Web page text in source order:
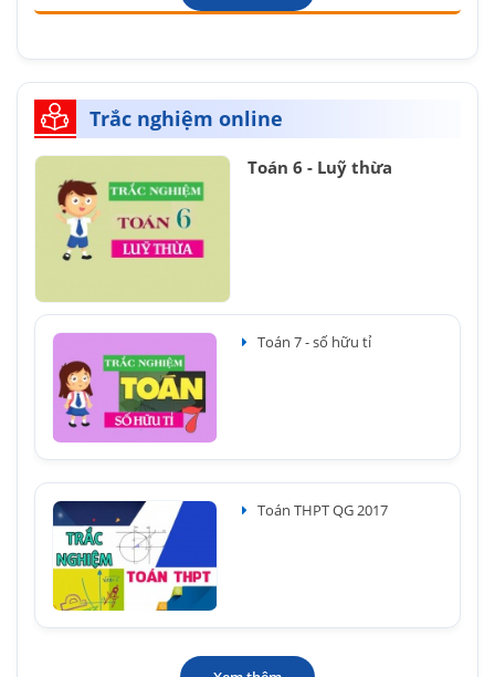
Trắc nghiệm online
Toán 6 - Luỹ thừa
Toán 7 - số hữu tỉ
Toán THPT QG 2017